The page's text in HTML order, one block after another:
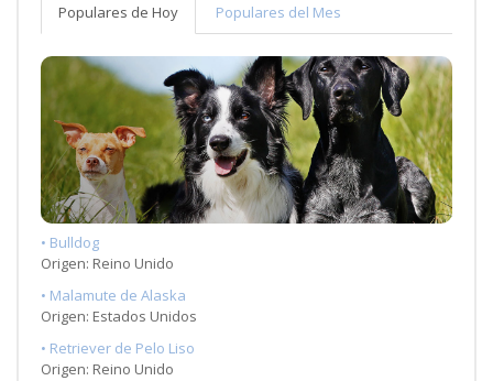
Populares de Hoy Populares del Mes
• Bulldog
Origen: Reino Unido
• Malamute de Alaska
Origen: Estados Unidos
• Retriever de Pelo Liso
Origen: Reino Unido